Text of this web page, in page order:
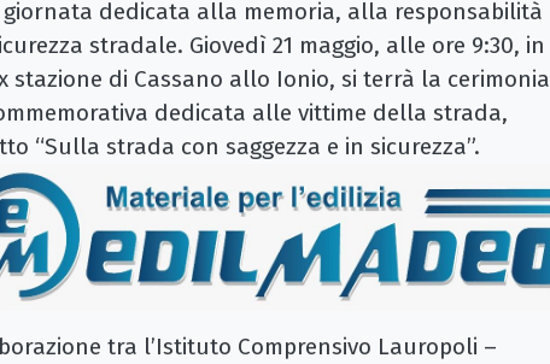
giornata dedicata alla memoria, alla responsabilità
stradale. Giovedì 21 maggio, alle ore 9:30, in
stazione di Cassano allo Ionio, si terrà la cerimonia
dedicata alle vittime della strada,
“Sulla strada con saggezza e in sicurezza”.
tra l’Istituto Comprensivo Lauropoli –